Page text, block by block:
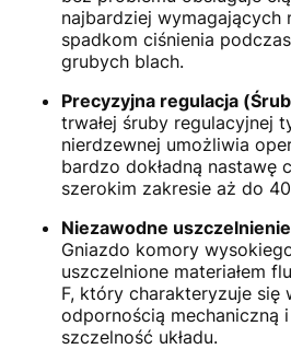
najbardziej wymagających
spadkom ciśnienia
grubych blach.
Precyzyjna regulacja
trwałej śruby regulacyjnej
nierdzewnej umożliwia
bardzo dokładną nastawę
szerokim zakresie aż do
Niezawodne
Gniazdo komory
uszczelnione materiałem
F, który charakteryzuje się
odpornością mechaniczną
szczelność układu.